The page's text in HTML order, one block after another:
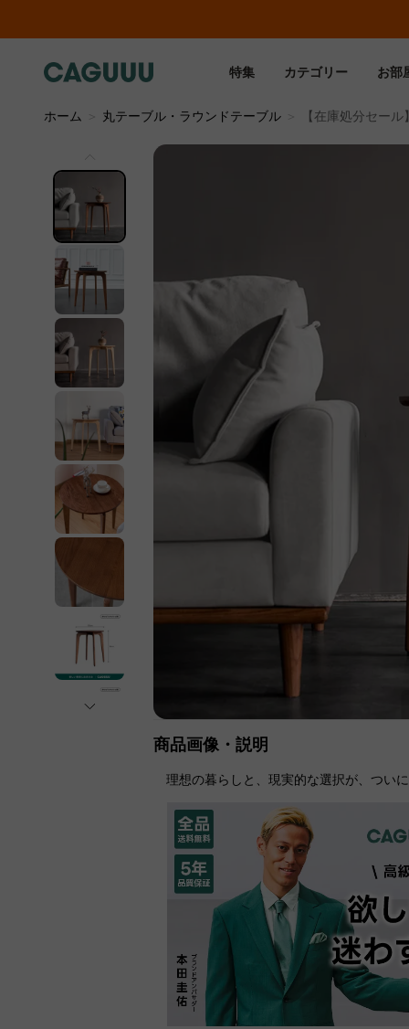
特集 カテゴリー お部
ホーム 丸テーブル・ラウンドテーブル 【在庫処分セー
商品画像・説明
理想の暮らしと、現実的な選択が、つい